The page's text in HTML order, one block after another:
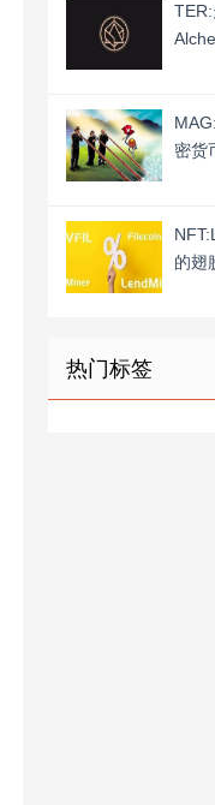
密货
的翅
热门标签